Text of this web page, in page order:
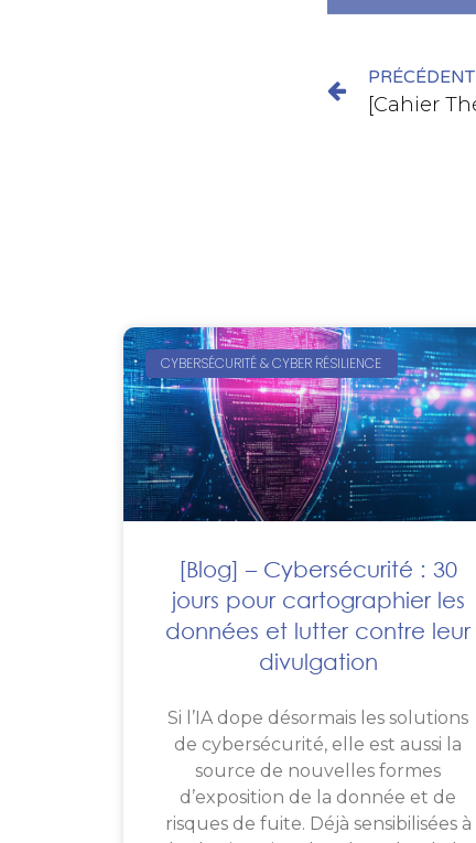
PRÉCÉDENT
CYBERSÉCURITÉ & CYBER RÉSILIENCE
[Blog] – Cybersécurité : 30
jours pour cartographier les
données et lutter contre leur
divulgation
Si l’IA dope désormais les solutions
de cybersécurité, elle est aussi la
source de nouvelles formes
d’exposition de la donnée et de
risques de fuite. Déjà sensibilisées à